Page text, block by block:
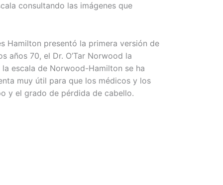
consultando las imágenes que
Hamilton presentó la primera versión de
años 70, el Dr. O’Tar Norwood la
escala de Norwood-Hamilton se ha
muy útil para que los médicos y los
y el grado de pérdida de cabello.